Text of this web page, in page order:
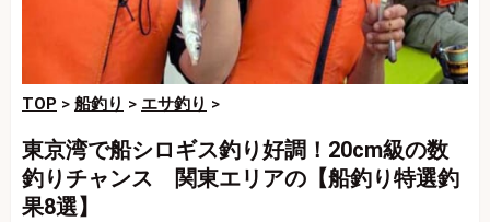
TOP > 船釣り > エサ釣り >
東京湾で船シロギス釣り好調！20cm級の数
釣りチャンス 関東エリアの【船釣り特選釣
果8選】